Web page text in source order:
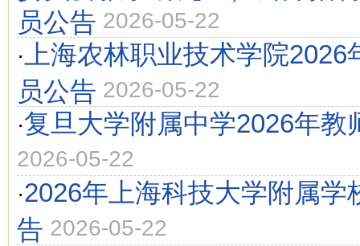
员公告 2026-05-22
·
上海农林职业技术学院
员公告 2026-05-22
·复旦大学附属中学2026年教
2026-05-22
·2026年上海科技大学附属学
告 2026-05-22